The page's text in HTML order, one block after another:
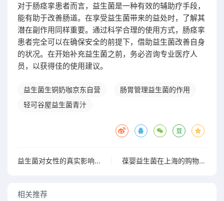
对于肠痉挛患者而言，益生菌是一种有效的辅助疗手段，
能有助于改善肠道。在享受益生菌带来的益处时，了解其
潜在副作用同样重要。通过科学合理的使用方式，肠痉挛
患者完全可以在确保安全的前提下，借助益生菌改善自身
的状况。在开始补充益生菌之前，务必咨询专业医疗人
员，以获得佳的使用建议。
益生菌生铜奶咖京东自营
肠胃管理益生菌的作用
轻可谷屋益生菌青汁
益生菌对女性的真实影响，你想知道的背后 葆婴益生菌在上海的购物攻略，快来看看哪里可以买到
相关推荐